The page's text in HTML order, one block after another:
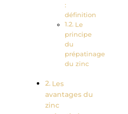
:
définition
Le
principe
du
prépatinage
du zinc
Les
avantages du
zinc